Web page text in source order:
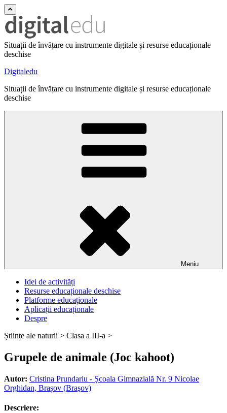
Situații de învățare cu instrumente digitale și resurse educaționale
deschise
Digitaledu
Situații de învățare cu instrumente digitale și resurse educaționale
deschise
Meniu
Idei de activități
Resurse educaționale deschise
Platforme educaționale
Aplicații educaționale
Despre
Științe ale naturii > Clasa a III-a >
Grupele de animale (Joc kahoot)
Autor: Cristina Prundariu - Școala Gimnazială Nr. 9 Nicolae
Orghidan, Brașov (Braşov)
Descriere: